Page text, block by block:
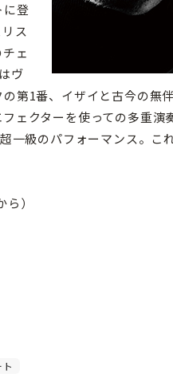
に登
ス
ェ
ヴ
第1番、イザイと古今の無
ェクターを使っての多重
一級のパフォーマンス。こ
）